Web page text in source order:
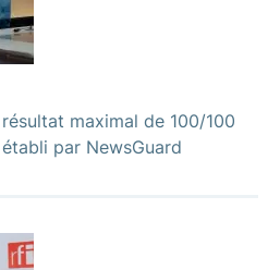
maximal de 100/100
par NewsGuard